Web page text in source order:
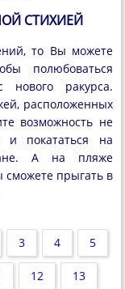
СТИХИЕЙ
то Вы можете
полюбоваться
нового ракурса.
расположенных
возможность не
и покататься на
А на пляже
прыгать в
3 4 5
12 13